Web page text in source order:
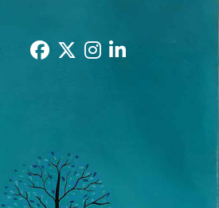
facebook
twitterinstagram
linkedin